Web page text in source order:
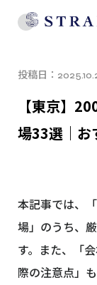
投稿日：
【東京】
場33選｜お
本記事では、
場」のうち、
す。また、「
際の注意点」